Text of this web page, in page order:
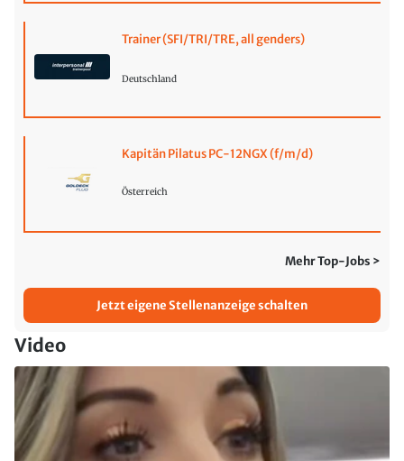
Trainer (SFI/TRI/TRE, all genders)
Deutschland
Kapitän Pilatus PC-12NGX (f/m/d)
Österreich
Mehr Top-Jobs >
Jetzt eigene Stellenanzeige schalten
Video